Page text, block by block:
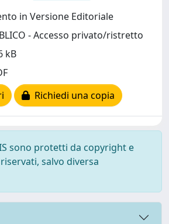
in Versione Editoriale
- Accesso privato/ristretto
kB
Richiedi una copia
sono protetti da copyright e
salvo diversa